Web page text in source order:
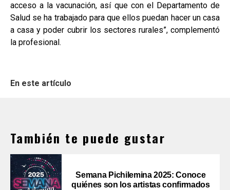
acceso a la vacunación, así que con el Departamento de
Salud se ha trabajado para que ellos puedan hacer un casa
a casa y poder cubrir los sectores rurales”, complementó
la profesional.
En este artículo
También te puede gustar
Semana Pichilemina 2025: Conoce
quiénes son los artistas confirmados